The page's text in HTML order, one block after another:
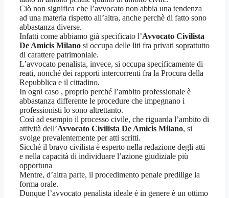
Ciò non significa che l’avvocato non abbia una tendenza
ad una materia rispetto all’altra, anche perchè di fatto sono
abbastanza diverse.
Infatti come abbiamo già specificato l’Avvocato Civilista
De Amicis Milano si occupa delle liti fra privati soprattutto
di carattere patrimoniale.
L’avvocato penalista, invece, si occupa specificamente di
reati, nonché dei rapporti intercorrenti fra la Procura della
Repubblica e il cittadino.
In ogni caso , proprio perché l’ambito professionale è
abbastanza differente le procedure che impegnano i
professionisti lo sono altrettanto.
Così ad esempio il processo civile, che riguarda l’ambito di
attività dell’Avvocato Civilista De Amicis Milano, si
svolge prevalentemente per atti scritti.
Sicché il bravo civilista è esperto nella redazione degli atti
e nella capacità di individuare l’azione giudiziale più
opportuna
Mentre, d’altra parte, il procedimento penale predilige la
forma orale.
Dunque l’avvocato penalista ideale è in genere è un ottimo